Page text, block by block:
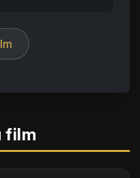
film